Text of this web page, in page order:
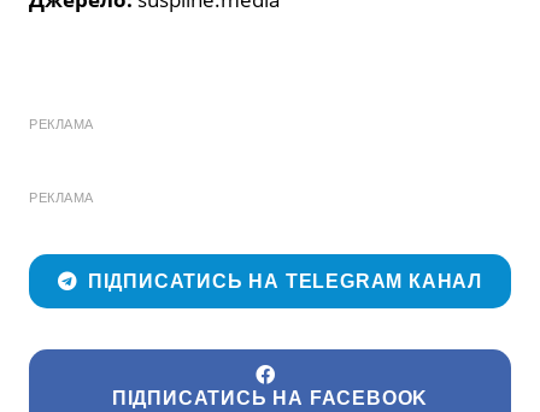
РЕКЛАМА
РЕКЛАМА
ПІДПИСАТИСЬ НА TELEGRAM КАНАЛ
ПІДПИСАТИСЬ НА FACEBOOK